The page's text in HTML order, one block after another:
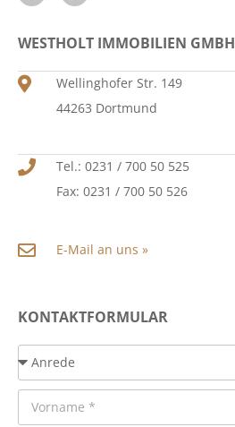
WESTHOLT IMMOBILIEN GMBH
Wellinghofer Str. 149
44263 Dortmund
Tel.: 0231 / 700 50 525
Fax: 0231 / 700 50 526
E-Mail an uns »
KONTAKTFORMULAR